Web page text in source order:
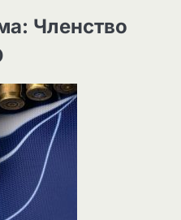
Членство